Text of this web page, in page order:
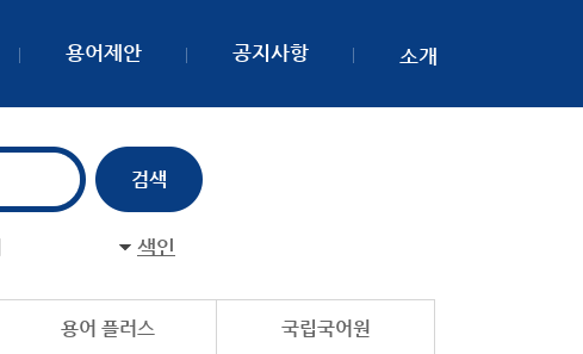
용어제안 공지사항 소개
색인
용어 플러스 국립국어원